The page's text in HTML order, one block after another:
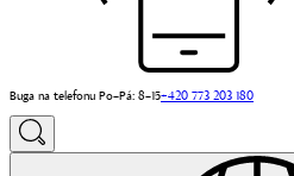
Buga na telefonu Po–Pá: 8–15+420 773 203 180